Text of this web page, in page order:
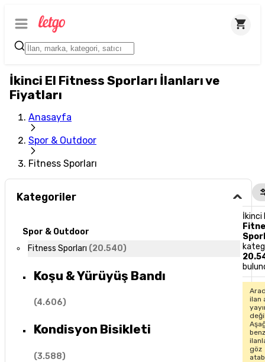
İkinci El Fitness Sporları İlanları ve
Fiyatları
Anasayfa
Spor & Outdoor
Fitness Sporları
Kategoriler
Spor & Outdoor
Fitness Sporları (20.540)
Koşu & Yürüyüş Bandı
(4.606)
Kondisyon Bisikleti
(3.588)
İkinci
ilan
göz